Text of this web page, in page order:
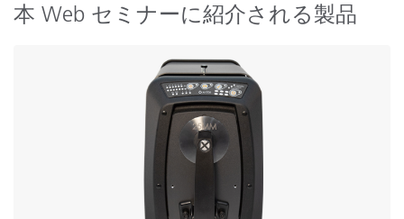
本 Web セミナーに紹介される製品